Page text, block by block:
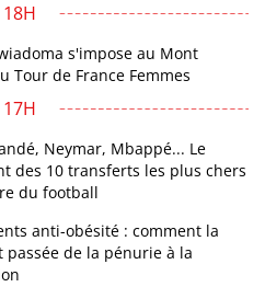
18H
s'impose au Mont
Tour de France Femmes
17H
Neymar, Mbappé... Le
des 10 transferts les plus chers
du football
anti-obésité : comment la
passée de la pénurie à la